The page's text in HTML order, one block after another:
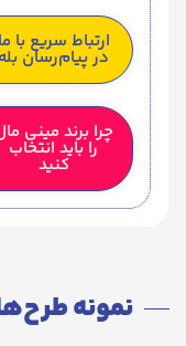
ارتباط سریع با ما
در پیام‌رسان بله
چرا برند مینی
را باید انتخاب
کنید
نمونه